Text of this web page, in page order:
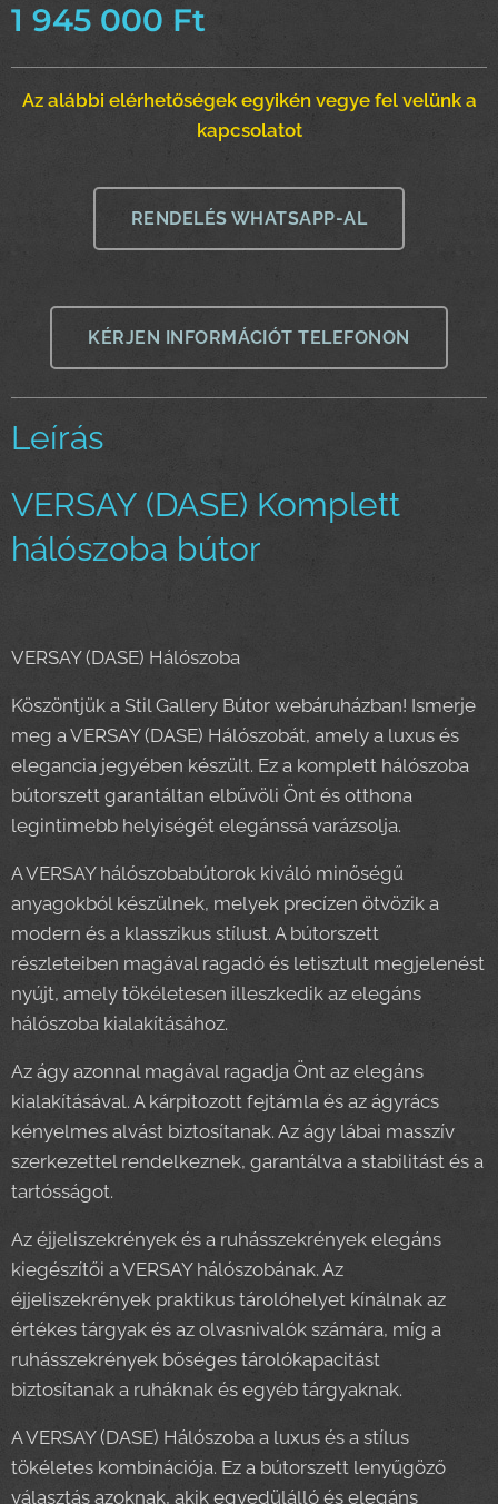
1 945 000 Ft
Az alábbi elérhetőségek egyikén vegye fel velünk a
kapcsolatot
RENDELÉS WHATSAPP-AL
KÉRJEN INFORMÁCIÓT TELEFONON
Leírás
VERSAY (DASE) Komplett
hálószoba bútor
VERSAY (DASE) Hálószoba
Köszöntjük a Stil Gallery Bútor webáruházban! Ismerje
meg a VERSAY (DASE) Hálószobát, amely a luxus és
elegancia jegyében készült. Ez a komplett hálószoba
bútorszett garantáltan elbűvöli Önt és otthona
legintimebb helyiségét elegánssá varázsolja.
A VERSAY hálószobabútorok kiváló minőségű
anyagokból készülnek, melyek precízen ötvözik a
modern és a klasszikus stílust. A bútorszett
részleteiben magával ragadó és letisztult megjelenést
nyújt, amely tökéletesen illeszkedik az elegáns
hálószoba kialakításához.
Az ágy azonnal magával ragadja Önt az elegáns
kialakításával. A kárpitozott fejtámla és az ágyrács
kényelmes alvást biztosítanak. Az ágy lábai masszív
szerkezettel rendelkeznek, garantálva a stabilitást és a
tartósságot.
Az éjjeliszekrények és a ruhásszekrények elegáns
kiegészítői a VERSAY hálószobának. Az
éjjeliszekrények praktikus tárolóhelyet kínálnak az
értékes tárgyak és az olvasnivalók számára, míg a
ruhásszekrények bőséges tárolókapacitást
biztosítanak a ruháknak és egyéb tárgyaknak.
A VERSAY (DASE) Hálószoba a luxus és a stílus
tökéletes kombinációja. Ez a bútorszett lenyűgöző
választás azoknak, akik egyedülálló és elegáns